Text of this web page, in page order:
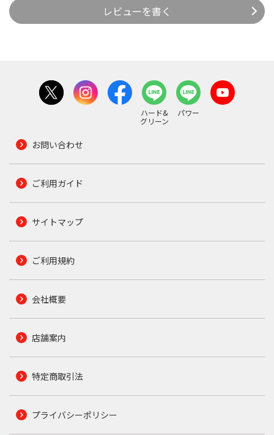
レビューを書く
ハード&
グリーン
パワー
お問い合わせ
ご利用ガイド
サイトマップ
ご利用規約
会社概要
店舗案内
特定商取引法
プライバシーポリシー